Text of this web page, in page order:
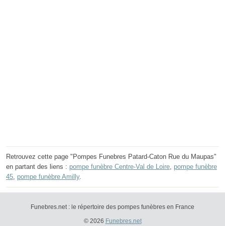
Retrouvez cette page "Pompes Funebres Patard-Caton Rue du Maupas"
en partant des liens : pompe funèbre Centre-Val de Loire pompe funèbre
45 pompe funèbre Amilly.
Funebres.net : le répertoire des pompes funèbres en France
© 2026 Funebres.net